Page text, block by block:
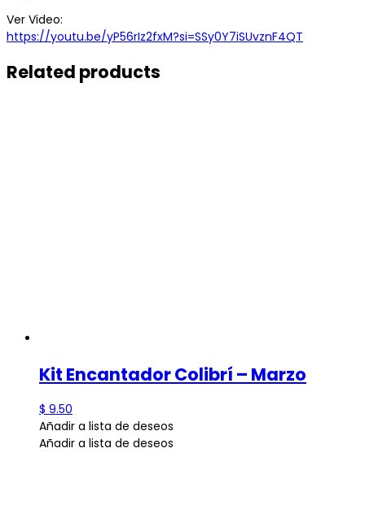
Ver Video:
https://youtu.be/yP56rIz2fxM?si=SSy0Y7iSUvznF4QT
Related products
Kit Encantador Colibrí – Marzo
$ 9.50
Añadir a lista de deseos
Añadir a lista de deseos